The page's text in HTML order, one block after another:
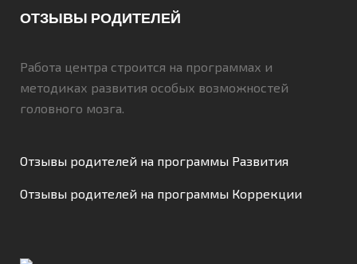
ОТЗЫВЫ РОДИТЕЛЕЙ
Работа центра строится на программах и
методиках развития особых возможностей
головного мозга.
Отзывы родителей на программы Развития
Отзывы родителей на программы Коррекции